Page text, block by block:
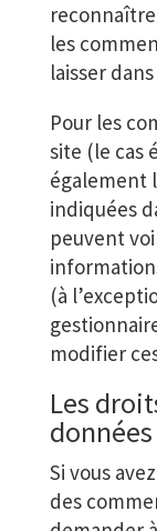
les
laisser
Pour les
site (le cas
également
indiquées
peuvent
(à
modifier
Les
données
Si vous
des